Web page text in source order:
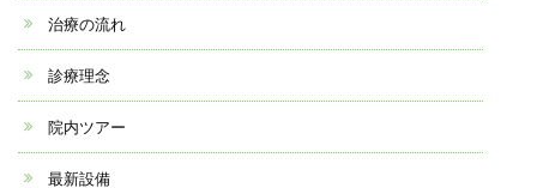
治療の流れ
診療理念
院内ツアー
最新設備